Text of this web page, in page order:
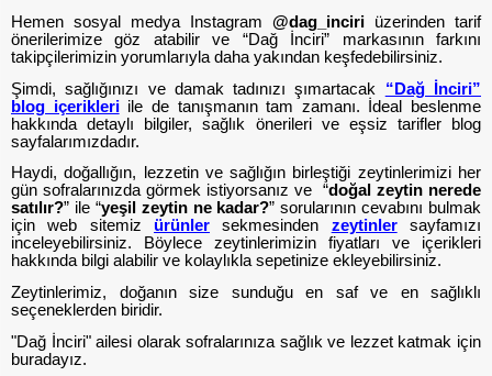
Hemen sosyal medya Instagram @dag_inciri üzerinden tarif
önerilerimize göz atabilir ve “Dağ İnciri” markasının farkını
takipçilerimizin yorumlarıyla daha yakından keşfedebilirsiniz.
Şimdi, sağlığınızı ve damak tadınızı şımartacak “Dağ İnciri”
blog içerikleriile de tanışmanın tam zamanı. İdeal beslenme
hakkında detaylı bilgiler, sağlık önerileri ve eşsiz tarifler blog
sayfalarımızdadır.
Haydi, doğallığın, lezzetin ve sağlığın birleştiği zeytinlerimizi her
gün sofralarınızda görmek istiyorsanız ve “doğal zeytin nerede
satılır?” ile “yeşil zeytin ne kadar?” sorularının cevabını bulmak
için web sitemiz ürünler sekmesinden zeytinlersayfamızı
inceleyebilirsiniz. Böylece zeytinlerimizin fiyatları ve içerikleri
hakkında bilgi alabilir ve kolaylıkla sepetinize ekleyebilirsiniz.
Zeytinlerimiz, doğanın size sunduğu en saf ve en sağlıklı
seçeneklerden biridir.
"Dağ İnciri" ailesi olarak sofralarınıza sağlık ve lezzet katmak için
buradayız.